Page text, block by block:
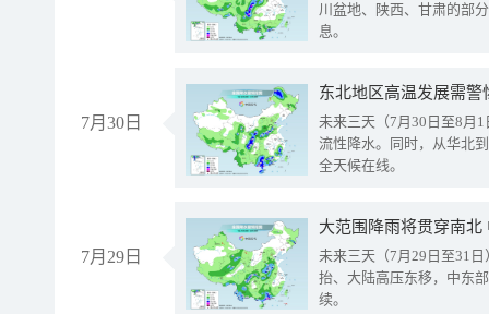
川盆地、陕西、甘肃的部
息。
7月30日
东北地区高温发展需
未来三天（7月30日至8月
流性降水。同时，从华北
全天候在线。
7月29日
大范围降雨将贯穿南
未来三天（7月29日至31
抬、大陆高压东移，中东
续。